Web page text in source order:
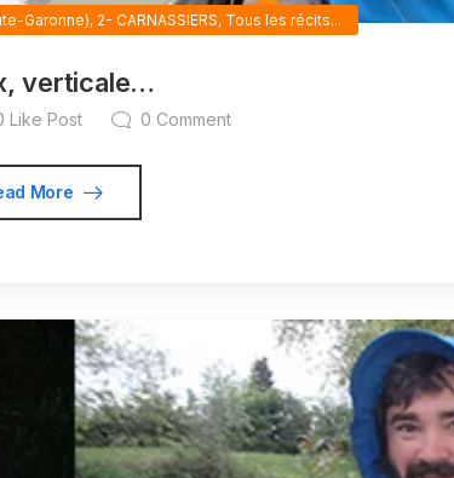
Garonne), 2- CARNASSIERS, Tous les récits...
verticale…
Like Post 0 Comment
More